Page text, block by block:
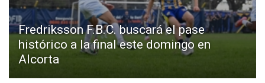
Fredriksson F.B.C. buscará el pase
histórico a la final este domingo en
Alcorta